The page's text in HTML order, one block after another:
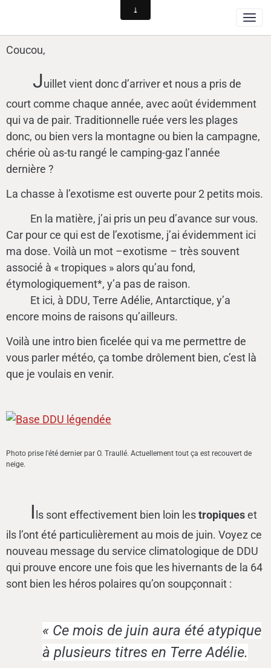
Coucou,
Juillet vient donc d’arriver et nous a pris de
court comme chaque année, avec août évidemment
qui va de pair. Traditionnelle ruée vers les plages
donc, ou bien vers la montagne ou bien la campagne,
chérie où as-tu rangé le camping-gaz l’année
dernière ?
La chasse à l’exotisme est ouverte pour 2 petits mois.
En la matière, j’ai pris un peu d’avance sur vous.
Car pour ce qui est de l’exotisme, j’ai évidemment ici
ma dose. Voilà un mot –exotisme – très souvent
associé à « tropiques » alors qu’au fond,
étymologiquement*, y’a pas de raison.
Et ici, à DDU, Terre Adélie, Antarctique, y’a
encore moins de raisons qu’ailleurs.
Voilà une intro bien ficelée qui va me permettre de
vous parler météo, ça tombe drôlement bien, c’est là
que je voulais en venir.
Photo prise l'été dernier par O. Traullé. Actuellement tout ça est recouvert de
neige.
I ls sont effectivement bien loin lestropiqueset
ils l’ont été particulièrement au mois de juin. Voyez ce
nouveau message du service climatologique de DDU
qui prouve encore une fois que les hivernants de la 64
sont bien les héros polaires qu’on soupçonnait :
« Ce mois de juin aura été atypique
à plusieurs titres en Terre Adélie.